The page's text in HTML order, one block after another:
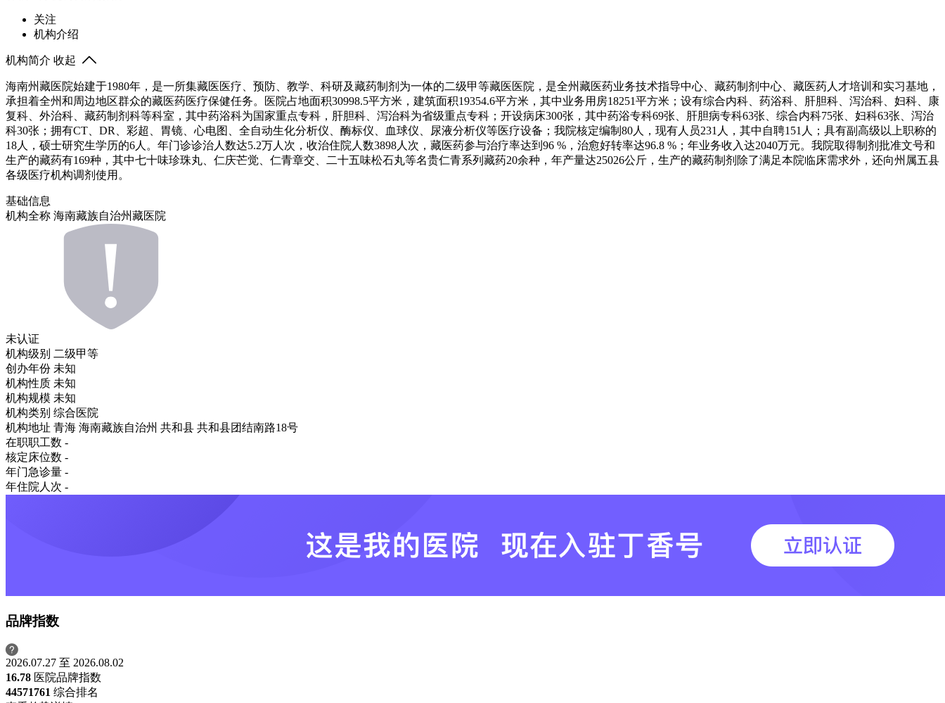
关注
机构介绍
机构简介 收起
海南州藏医院始建于1980年，是一所集藏医医疗、预防、教学、科研及藏药制剂为一体的二级甲等藏医医院，是全州藏医药业务技术指导中心、藏药制剂中心、藏医药人才培训和实习基地，
承担着全州和周边地区群众的藏医药医疗保健任务。医院占地面积30998.5平方米，建筑面积19354.6平方米，其中业务用房18251平方米；设有综合内科、药浴科、肝胆科、泻治科、妇科、康
复科、外治科、藏药制剂科等科室，其中药浴科为国家重点专科，肝胆科、泻治科为省级重点专科；开设病床300张，其中药浴专科69张、肝胆病专科63张、综合内科75张、妇科63张、泻治
科30张；拥有CT、DR、彩超、胃镜、心电图、全自动生化分析仪、酶标仪、血球仪、尿液分析仪等医疗设备；我院核定编制80人，现有人员231人，其中自聘151人；具有副高级以上职称的
18人，硕士研究生学历的6人。年门诊诊治人数达5.2万人次，收治住院人数3898人次，藏医药参与治疗率达到96 %，治愈好转率达96.8 %；年业务收入达2040万元。我院取得制剂批准文号和
生产的藏药有169种，其中七十味珍珠丸、仁庆芒觉、仁青章交、二十五味松石丸等名贵仁青系列藏药20余种，年产量达25026公斤，生产的藏药制剂除了满足本院临床需求外，还向州属五县
各级医疗机构调剂使用。
基础信息
机构全称 海南藏族自治州藏医院
未认证
机构级别 二级甲等
创办年份 未知
机构性质 未知
机构规模 未知
机构类别 综合医院
机构地址 青海 海南藏族自治州 共和县 共和县团结南路18号
在职职工数 -
核定床位数 -
年门急诊量 -
年住院人次 -
品牌指数
2026.07.27 至 2026.08.02
16.78 医院品牌指数
44571761 综合排名